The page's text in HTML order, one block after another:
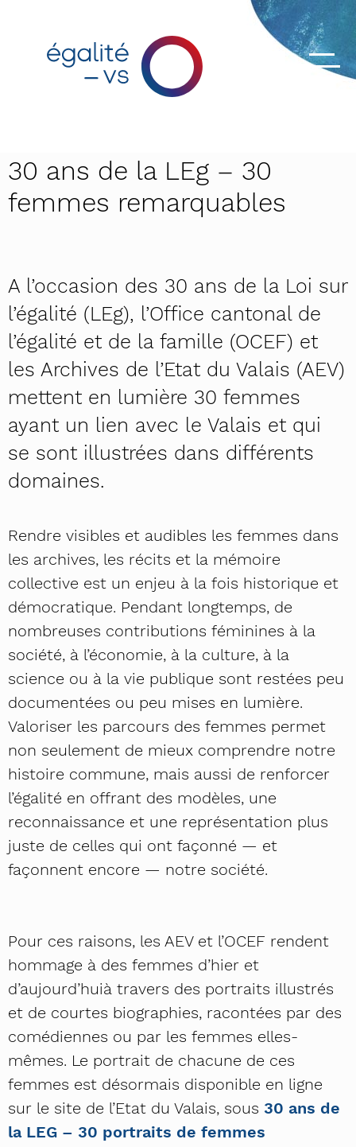
30 ans de la LEg – 30
femmes remarquables
A l’occasion des 30 ans de la Loi sur
l’égalité (LEg), l’Office cantonal de
l’égalité et de la famille (OCEF) et
les Archives de l’Etat du Valais (AEV)
mettent en lumière 30 femmes
ayant un lien avec le Valais et qui
se sont illustrées dans différents
domaines.
Rendre visibles et audibles les femmes dans
les archives, les récits et la mémoire
collective est un enjeu à la fois historique et
démocratique. Pendant longtemps, de
nombreuses contributions féminines à la
société, à l’économie, à la culture, à la
science ou à la vie publique sont restées peu
documentées ou peu mises en lumière.
Valoriser les parcours des femmes permet
non seulement de mieux comprendre notre
histoire commune, mais aussi de renforcer
l’égalité en offrant des modèles, une
reconnaissance et une représentation plus
juste de celles qui ont façonné — et
façonnent encore — notre société.
Pour ces raisons, les AEV et l’OCEF rendent
hommage à des femmes d’hier et
d’aujourd’huià travers des portraits illustrés
et de courtes biographies, racontées par des
comédiennes ou par les femmes elles-
mêmes. Le portrait de chacune de ces
femmes est désormais disponible en ligne
sur le site de l’Etat du Valais, sous 30 ans de
la LEG – 30 portraits de femmes